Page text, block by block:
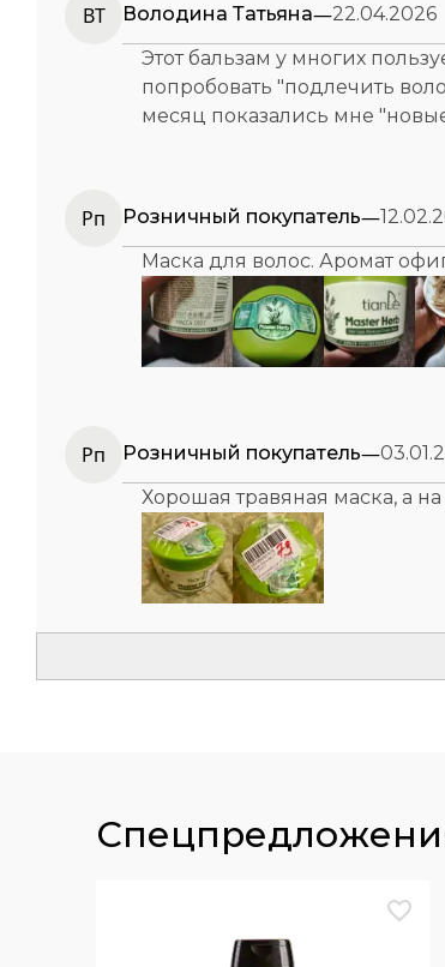
ВТ Володина Татьяна—22.04.2026
Этот бальзам у многих
попробовать "подлечить
месяц показались мне
Рп Розничный покупатель—
Маска для волос. Аромат
Рп Розничный покупатель—
Хорошая травяная маска, а